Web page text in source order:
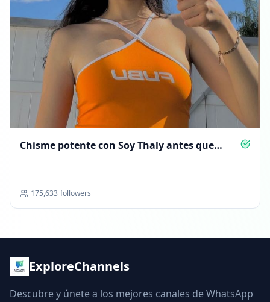
Chisme potente con Soy Thaly antes que
175,633 followers
ExploreChannels
Descubre y únete a los mejores canales de WhatsApp